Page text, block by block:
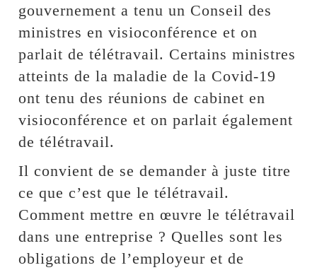
gouvernement a tenu un Conseil des
ministres en visioconférence et on
parlait de télétravail. Certains ministres
atteints de la maladie de la Covid-19
ont tenu des réunions de cabinet en
visioconférence et on parlait également
de télétravail.
Il convient de se demander à juste titre
ce que c’est que le télétravail.
Comment mettre en œuvre le télétravail
dans une entreprise ? Quelles sont les
obligations de l’employeur et de